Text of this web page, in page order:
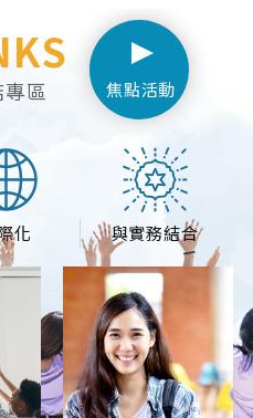
焦點活動
區
化 與實務結合